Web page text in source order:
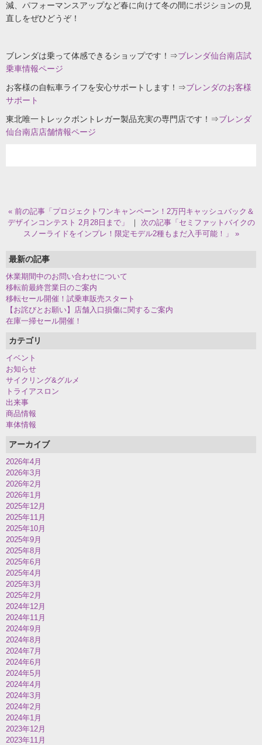
減、パフォーマンスアップなど春に向けて冬の間にポジションの見
直しをぜひどうぞ！
ブレンダは乗って体感できるショップです！⇒ブレンダ仙台南店試
乗車情報ページ
お客様の自転車ライフを安心サポートします！⇒ブレンダのお客様
サポート
東北唯一トレックボントレガー製品充実の専門店です！⇒ブレンダ
仙台南店店舗情報ページ
« 前の記事「プロジェクトワンキャンペーン！2万円キャッシュバック＆
デザインコンテスト 2月28日まで」
｜ 次の記事「セミファットバイクの
スノーライドをインプレ！限定モデル2種もまだ入手可能！」 »
最新の記事
休業期間中のお問い合わせについて
移転前最終営業日のご案内
移転セール開催！試乗車販売スタート
【お詫びとお願い】店舗入口損傷に関するご案内
在庫一掃セール開催！
カテゴリ
イベント
お知らせ
サイクリング&グルメ
トライアスロン
出来事
商品情報
車体情報
アーカイブ
2026年4月
2026年3月
2026年2月
2026年1月
2025年12月
2025年11月
2025年10月
2025年9月
2025年8月
2025年6月
2025年4月
2025年3月
2025年2月
2024年12月
2024年11月
2024年9月
2024年8月
2024年7月
2024年6月
2024年5月
2024年4月
2024年3月
2024年2月
2024年1月
2023年12月
2023年11月